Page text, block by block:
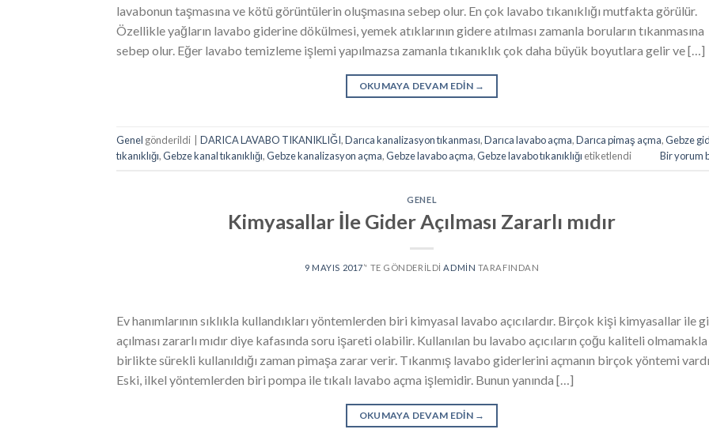
lavabonun taşmasına ve kötü görüntülerin oluşmasına sebep olur. En çok lavabo tıkanıklığı mutfakta görülür.
Özellikle yağların lavabo giderine dökülmesi, yemek atıklarının gidere atılması zamanla boruların tıkanmasına
sebep olur. Eğer lavabo temizleme işlemi yapılmazsa zamanla tıkanıklık çok daha büyük boyutlara gelir ve […]
OKUMAYA DEVAM EDIN →
Genel gönderildi DARICA LAVABO TIKANIKLIĞI,Darıca kanalizasyon tıkanması,Darıca lavabo açma,Darıca pimaş açma,Gebze
tıkanıklığı,Gebze kanal tıkanıklığı,Gebze kanalizasyon açma,Gebze lavabo açma,Gebze lavabo tıkanıklığı etiketlendi Bir yorum
GENEL
Kimyasallar İle Gider Açılması Zararlı mıdır
9 MAYIS 2017’' TE GÖNDERILDI ADMIN TARAFINDAN
Ev hanımlarının sıklıkla kullandıkları yöntemlerden biri kimyasal lavabo açıcılardır. Birçok kişi kimyasallar ile
açılması zararlı mıdır diye kafasında soru işareti olabilir. Kullanılan bu lavabo açıcıların çoğu kaliteli olmamakla
birlikte sürekli kullanıldığı zaman pimaşa zarar verir. Tıkanmış lavabo giderlerini açmanın birçok yöntemi
Eski, ilkel yöntemlerden biri pompa ile tıkalı lavabo açma işlemidir. Bunun yanında […]
OKUMAYA DEVAM EDIN →